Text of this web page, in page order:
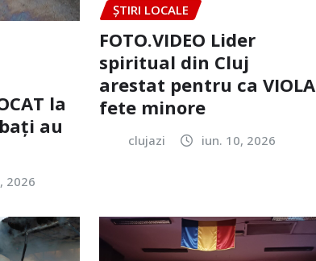
la
au
2026
ȘTIRI LOCALE
FOTO.VIDEO Lider
spiritual din Cluj
arestat pentru ca VIOLA
fete minore
clujazi iun. 10, 2026